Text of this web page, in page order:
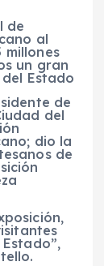
de
al
millones
un gran
Estado
de
del
dio la
de